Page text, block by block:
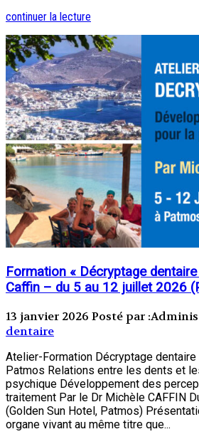
continuer la lecture
Formation « Décryptage
Caffin – du 5 au 12 juillet 2026
13 janvier 2026 Posté par
dentaire
Atelier-Formation Décryptage
Patmos Relations entre les dents et
psychique Développement des
traitement Par le Dr Michèle CAFFIN
(Golden Sun Hotel, Patmos)
organe vivant au même titre que...